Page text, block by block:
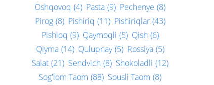
Oshqovoq (4) Pasta (9) Pechenye (8)
Pirog (8) Pishiriq (11) Pishiriqlar (43)
Pishloq (9) Qaymoqli (5) Qish (6)
Qiyma (14) Qulupnay (5) Rossiya (5)
Salat (21) Sendvich (8) Shokoladli (12)
Sog'lom Taom (88) Sousli Taom (8)